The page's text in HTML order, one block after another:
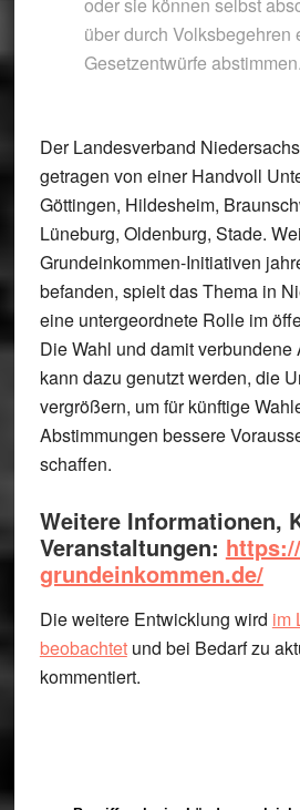
über durch Volksbegehren
Gesetzentwürfe abstimmen.
Der Landesverband
getragen von einer Handvoll
Göttingen, Hildesheim,
Lüneburg, Oldenburg, Stade.
Grundeinkommen-Initiativen
befanden, spielt das Thema in
eine untergeordnete Rolle im
Die Wahl und damit verbundene
kann dazu genutzt werden, die
vergrößern, um für künftige
Abstimmungen bessere
schaffen.
Weitere Informationen,
Veranstaltungen:
grundeinkommen.de/
Die weitere Entwicklung wird im
beobachtetund bei Bedarf zu
kommentiert.